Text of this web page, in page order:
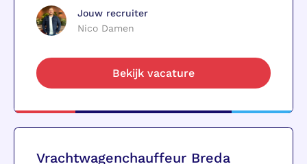
Jouw recruiter
Nico Damen
Bekijk vacature
Vrachtwagenchauffeur Breda